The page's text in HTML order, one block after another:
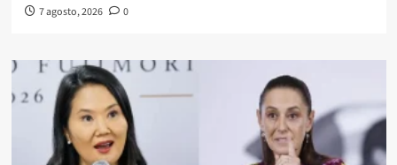
7 agosto, 2026 0